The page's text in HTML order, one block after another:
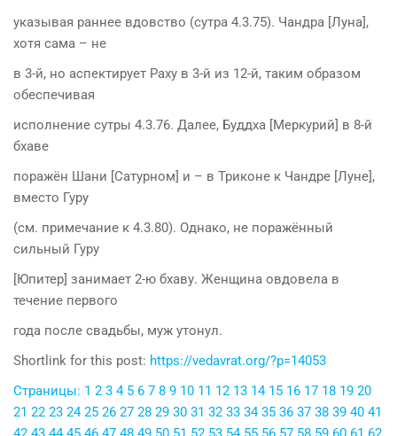
указывая раннее вдовство (сутра 4.3.75). Чандра [Луна],
хотя сама – не
в 3-й, но аспектирует Раху в 3-й из 12-й, таким образом
обеспечивая
исполнение сутры 4.3.76. Далее, Буддха [Меркурий] в 8-й
бхаве
поражён Шани [Сатурном] и – в Триконе к Чандре [Луне],
вместо Гуру
(см. примечание к 4.3.80). Однако, не поражённый
сильный Гуру
[Юпитер] занимает 2-ю бхаву. Женщина овдовела в
течение первого
года после свадьбы, муж утонул.
Shortlink for this post: https://vedavrat.org/?p=14053
Страницы: 1 2 3 4 5 6 7 8 9 10 11 12 13 14 15 16 17 18 19 20
21 22 23 24 25 26 27 28 29 30 31 32 33 34 35 36 37 38 39 40 41